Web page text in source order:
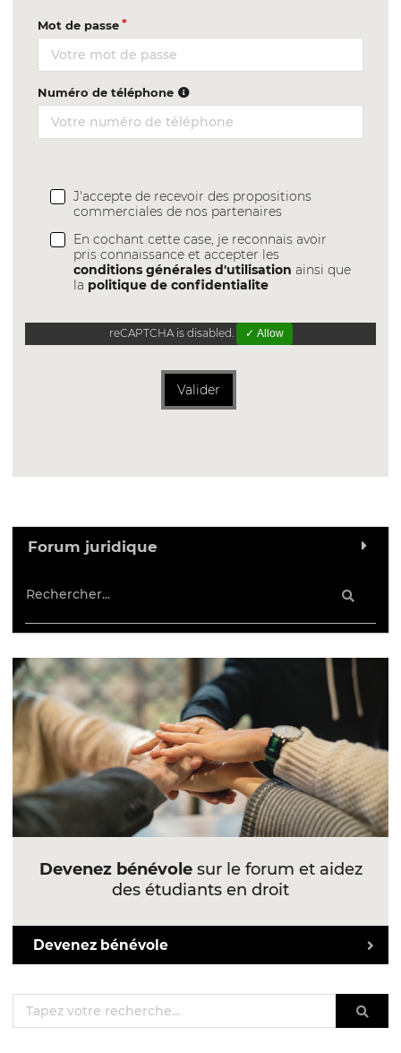
Mot de passe
Numéro de téléphone
J'accepte de recevoir des propositions
commerciales de nos partenaires
En cochant cette case, je reconnais avoir
pris connaissance et accepter les
conditions générales d'utilisation ainsi que
la politique de confidentialite
reCAPTCHA is disabled. ✓ Allow
Valider
Forum juridique
Devenez bénévolesur le forum et aidez
des étudiants en droit
Devenez bénévole